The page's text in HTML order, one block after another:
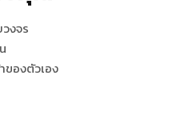
งจร
องตัวเอง